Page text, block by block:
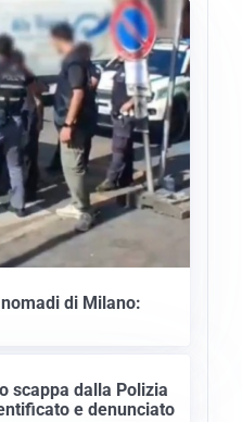
di Milano:
scappa dalla Polizia
e denunciato